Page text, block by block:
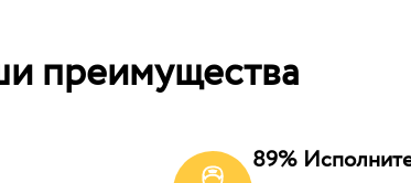
преимущества
89%